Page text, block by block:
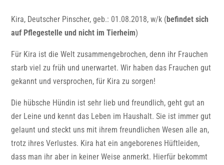
Kira, Deutscher Pinscher, geb.: 01.08.2018, w/k (befindet sich
auf Pflegestelle und nicht im Tierheim)
Für Kira ist die Welt zusammengebrochen, denn ihr Frauchen
starb viel zu früh und unerwartet. Wir haben das Frauchen gut
gekannt und versprochen, für Kira zu sorgen!
Die hübsche Hündin ist sehr lieb und freundlich, geht gut an
der Leine und kennt das Leben im Haushalt. Sie ist immer gut
gelaunt und steckt uns mit ihrem freundlichen Wesen alle an,
trotz ihres Verlustes. Kira hat ein angeborenes Hüftleiden,
dass man ihr aber in keiner Weise anmerkt. Hierfür bekommt